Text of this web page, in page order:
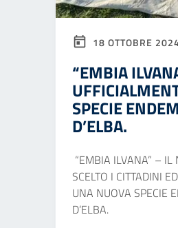
18 OTTOBRE
“EMBIA
SPECIE
D’ELBA.
“EMBIA ILVANA” –
SCELTO I CITTADINI
UNA NUOVA SPECIE
D’ELBA.